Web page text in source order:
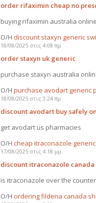
order rifaximin cheap no
buying rifaximin australia
Ο/Η discount staxyn generic
18/08/2025 στις 4:08 πμ
order staxyn uk generic
purchase staxyn australia
Ο/Η purchase avodart generic
18/08/2025 στις 3:24 πμ
discount avodart buy safely
get avodart us pharmacies
Ο/Η cheap itraconazole
17/08/2025 στις 4:18 μμ
discount itraconazole
is itraconazole over the
Ο/Η ordering fildena canada